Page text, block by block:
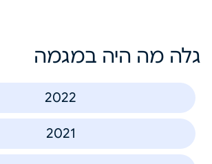
גלה מה היה במגמה
2022
2021